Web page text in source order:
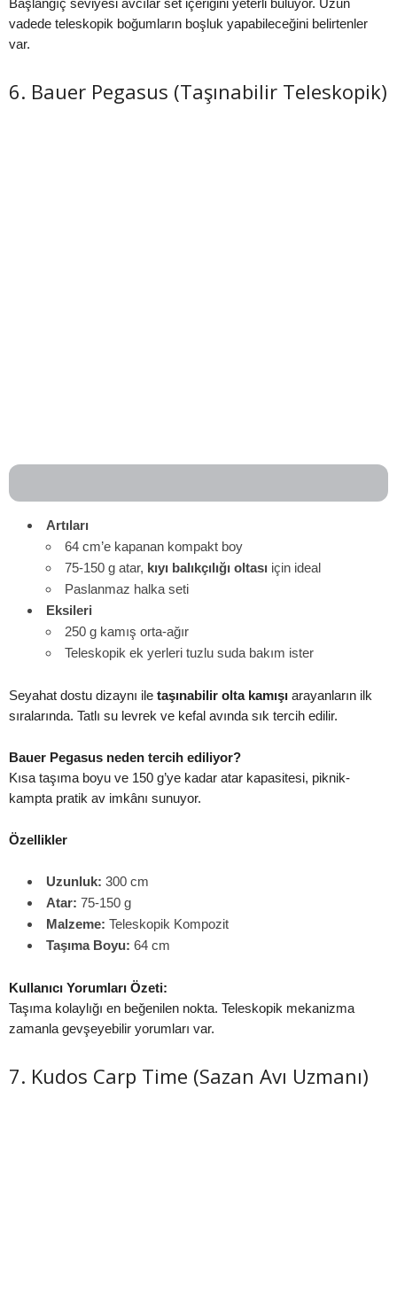
vadede teleskopik boğumların boşluk yapabileceğini belirtenler
var.
6. Bauer Pegasus (Taşınabilir Teleskopik)
Artıları
64 cm’e kapanan kompakt boy
75-150 g atar, kıyı balıkçılığı oltası için ideal
Paslanmaz halka seti
Eksileri
250 g kamış orta-ağır
Teleskopik ek yerleri tuzlu suda bakım ister
Seyahat dostu dizaynı ile taşınabilir olta kamışı arayanların ilk
sıralarında. Tatlı su levrek ve kefal avında sık tercih edilir.
Bauer Pegasus neden tercih ediliyor?
Kısa taşıma boyu ve 150 g’ye kadar atar kapasitesi, piknik-
kampta pratik av imkânı sunuyor.
Özellikler
Uzunluk: 300 cm
Atar: 75-150 g
Malzeme: Teleskopik Kompozit
Taşıma Boyu: 64 cm
Kullanıcı Yorumları Özeti:
Taşıma kolaylığı en beğenilen nokta. Teleskopik mekanizma
zamanla gevşeyebilir yorumları var.
7. Kudos Carp Time (Sazan Avı Uzmanı)